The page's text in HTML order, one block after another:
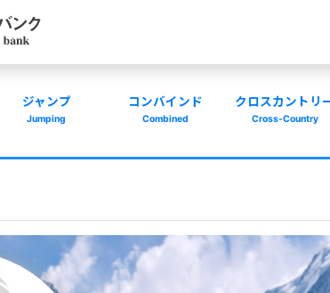
ジャンプ
Jumping
コンバインド
Combined
クロスカントリ
Cross-Country